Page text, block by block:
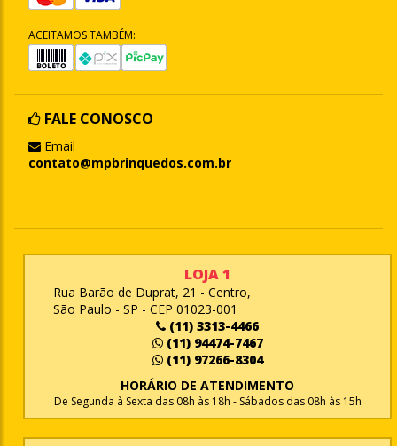
ACEITAMOS TAMBÉM:
FALE CONOSCO
Email
contato@mpbrinquedos.com.br
LOJA 1
Rua Barão de Duprat, 21 - Centro,
São Paulo - SP - CEP 01023-001
(11) 3313-4466
(11) 94474-7467
(11) 97266-8304
HORÁRIO DE ATENDIMENTO
De Segunda à Sexta das 08h às 18h - Sábados das 08h às 15h